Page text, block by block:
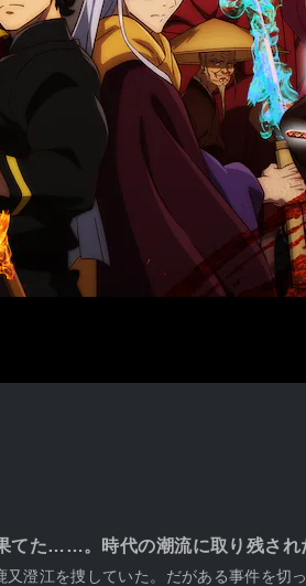
てた……。時代の潮流に取り残され
澄江を捜していた。だがある事件を切